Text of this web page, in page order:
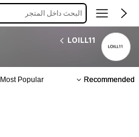
البحث داخل المتجر
LOILL11
Recommended
Most Popular